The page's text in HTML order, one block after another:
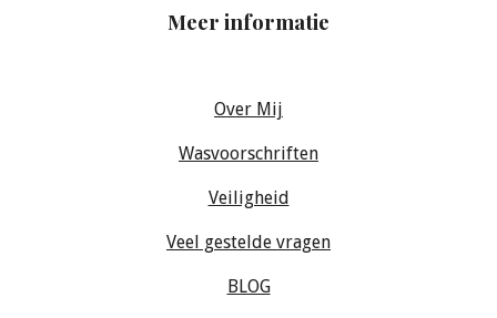
Meer informatie
Over Mij
Wasvoorschriften
Veiligheid
Veel gestelde vragen
BLOG